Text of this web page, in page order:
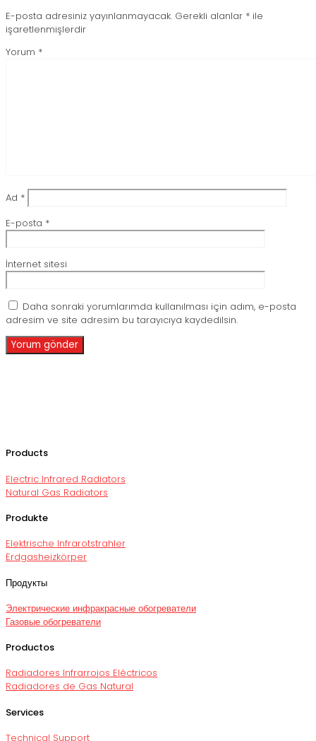
E-posta adresiniz yayınlanmayacak. Gerekli alanlar * ile
işaretlenmişlerdir
Yorum *
Ad *
E-posta *
İnternet sitesi
Daha sonraki yorumlarımda kullanılması için adım, e-posta
adresim ve site adresim bu tarayıcıya kaydedilsin.
Products
Electric Infrared Radiators
Natural Gas Radiators
Produkte
Elektrische Infrarotstrahler
Erdgasheizkörper
Продукты
Электрические инфракрасные обогреватели
Газовые обогреватели
Productos
Radiadores Infrarrojos Eléctricos
Radiadores de Gas Natural
Services
Technical Support